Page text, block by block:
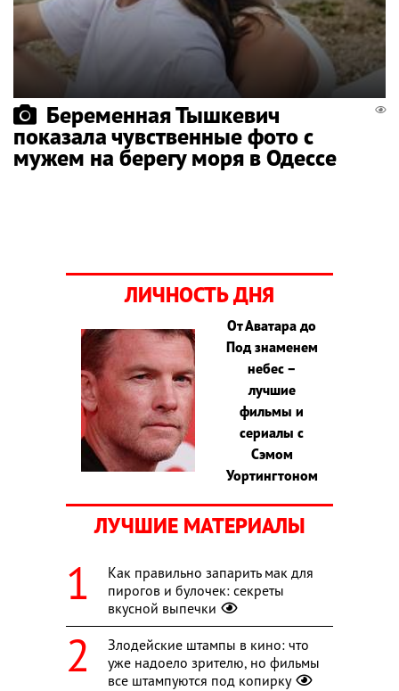
Беременная Тышкевич
показала чувственные фото с
мужем на берегу моря в Одессе
ЛИЧНОСТЬ ДНЯ
От Аватара до
Под знаменем
небес –
лучшие
фильмы и
сериалы с
Сэмом
Уортингтоном
ЛУЧШИЕ МАТЕРИАЛЫ
Как правильно запарить мак для
пирогов и булочек: секреты
вкусной выпечки
Злодейские штампы в кино: что
уже надоело зрителю, но фильмы
все штампуются под копирку